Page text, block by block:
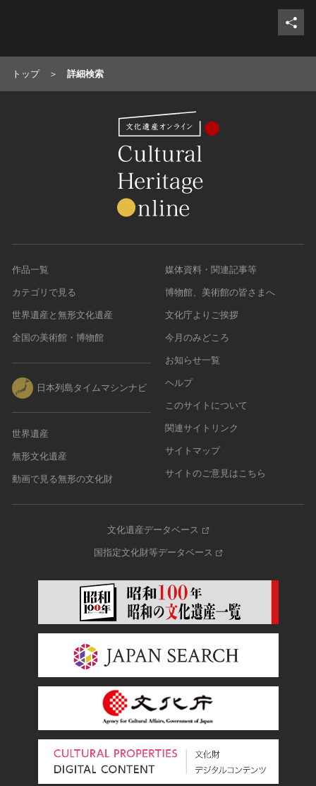
トップ 詳細検索
作品一覧
カテゴリで見る
世界遺産と無形文化遺産
全国の美術館・博物館
日本列島タイムマシンナビ
世界遺産
無形文化遺産
動画で見る無形の文化財
媒体資料・関連記事等
博物館、美術館の皆さまへ
文化庁よりご挨拶
今月のみどころ
お知らせ一覧
ヘルプ
このサイトについて
関連サイトリンク
サイトマップ
サイトのご意見はこちら
文化遺産データベース
国指定文化財等データベース